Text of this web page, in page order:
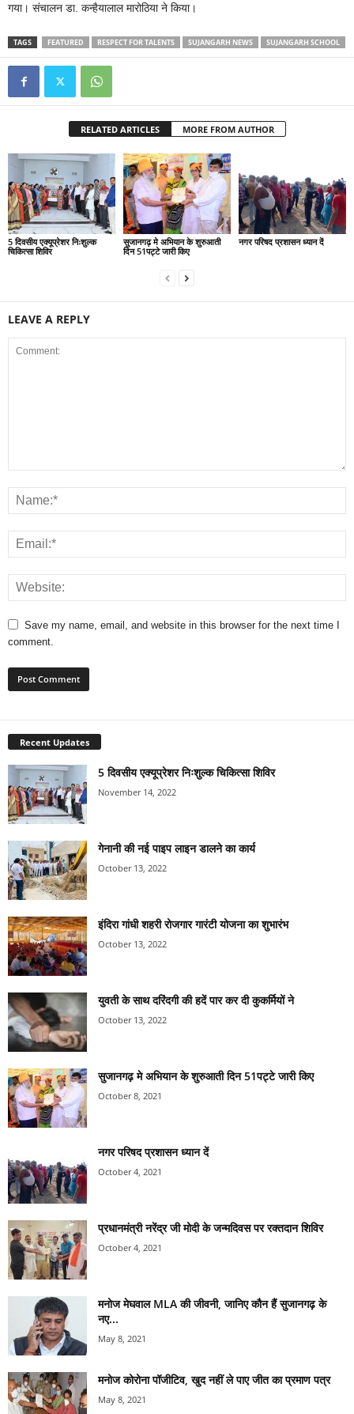
गया। संचालन डा. कन्हैयालाल मारोठिया ने किया।
TAGS FEATURED RESPECT FOR TALENTS SUJANGARH NEWS SUJANGARH SCHOOL
RELATED ARTICLES MORE FROM AUTHOR
5 दिवसीय एक्यूप्रेशर निःशुल्क
चिकित्सा शिविर
सुजानगढ़ मे अभियान के शुरुआती
दिन 51पट्टे जारी किए
नगर परिषद प्रशासन ध्यान दें
LEAVE A REPLY
Save my name, email, and website in this browser for the next time I
comment.
Recent Updates
5 दिवसीय एक्यूप्रेशर निःशुल्क चिकित्सा शिविर
November 14, 2022
गेनानी की नई पाइप लाइन डालने का कार्य
October 13, 2022
इंदिरा गांधी शहरी रोजगार गारंटी योजना का शुभारंभ
October 13, 2022
युवती के साथ दरिंदगी की हदें पार कर दी कुकर्मियों ने
October 13, 2022
सुजानगढ़ मे अभियान के शुरुआती दिन 51पट्टे जारी किए
October 8, 2021
नगर परिषद प्रशासन ध्यान दें
October 4, 2021
प्रधानमंत्री नरेंद्र जी मोदी के जन्मदिवस पर रक्तदान शिविर
October 4, 2021
मनोज मेघवाल MLA की जीवनी, जानिए कौन हैं सुजानगढ़ के
नए...
May 8, 2021
मनोज कोरोना पॉजीटिव, खुद नहीं ले पाए जीत का प्रमाण पत्र
May 8, 2021